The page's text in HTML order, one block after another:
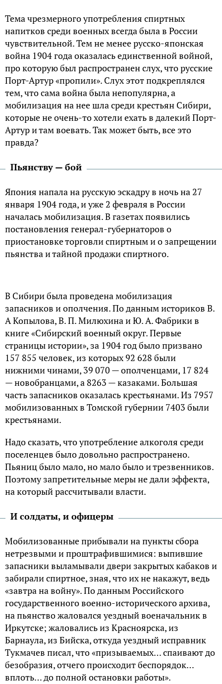
Тема чрезмерного употребления спиртных
напитков среди военных всегда была в России
чувствительной. Тем не менее русско-японская
война 1904 года оказалась единственной войной,
про которую был распространен слух, что русские
Порт-Артур «пропили». Слух этот подкреплялся
тем, что сама война была непопулярна, а
мобилизация на нее шла среди крестьян Сибири,
которые не очень-то хотели ехать в далекий Порт-
Артур и там воевать. Так может быть, все это
правда?
Пьянству — бой
Япония напала на русскую эскадру в ночь на 27
января 1904 года, и уже 2 февраля в России
началась мобилизация. В газетах появились
постановления генерал-губернаторов о
приостановке торговли спиртным и о запрещении
пьянства и тайной продажи спиртного.
В Сибири была проведена мобилизация
запасников и ополчения. По данным историков В.
А Копылова, В. П. Милюхина и Ю. А. Фабрики в
книге «Сибирский военный округ. Первые
страницы истории», за 1904 год было призвано
157 855 человек, из которых 92 628 были
нижними чинами, 39 070 — ополченцами, 17 824
— новобранцами, а 8263 — казаками. Большая
часть запасников оказалась крестьянами. Из 7957
мобилизованных в Томской губернии 7403 были
крестьянами.
Надо сказать, что употребление алкоголя среди
поселенцев было довольно распространено.
Пьяниц было мало, но мало было и трезвенников.
Поэтому запретительные меры не дали эффекта,
на который рассчитывали власти.
И солдаты, и офицеры
Мобилизованные прибывали на пункты сбора
нетрезвыми и проштрафившимися: выпившие
запасники выламывали двери закрытых кабаков и
забирали спиртное, зная, что их не накажут, ведь
«завтра на войну». По данным Российского
государственного военно-исторического архива,
на пьянство жаловался уездный военачальник в
Иркутске; жаловались из Красноярска, из
Барнаула, из Бийска, откуда уездный исправник
Тукмачев писал, что «призываемых… спаивают до
безобразия, отчего происходит беспорядок…
вплоть… до полной остановки работы».